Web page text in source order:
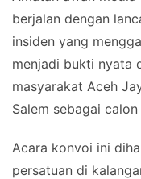
berjalan dengan
insiden yang
menjadi bukti nyata
masyarakat Aceh
Salem sebagai
Acara konvoi ini
persatuan di